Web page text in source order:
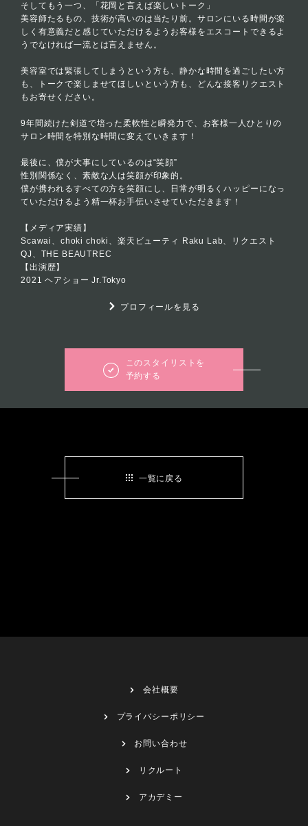
そしてもう一つ、「花岡と言えば楽しいトーク」
美容師たるもの、技術が高いのは当たり前。サロンにいる時間が楽
しく有意義だと感じていただけるようお客様をエスコートできるよ
うでなければ一流とは言えません。
美容室では緊張してしまうという方も、静かな時間を過ごしたい方
も、トークで楽しませてほしいという方も、どんな接客リクエスト
もお寄せください。
9年間続けた剣道で培った柔軟性と瞬発力で、お客様一人ひとりの
サロン時間を特別な時間に変えていきます！
最後に、僕が大事にしているのは“笑顔”
性別関係なく、素敵な人は笑顔が印象的。
僕が携われるすべての方を笑顔にし、日常が明るくハッピーになっ
ていただけるよう精一杯お手伝いさせていただきます！
【メディア実績】
Scawai、choki choki、楽天ビューティ Raku Lab、リクエスト
QJ、THE BEAUTREC
【出演歴】
2021 ヘアショー Jr.Tokyo
プロフィールを見る
このスタイリストを
予約する
一覧に戻る
会社概要
プライバシーポリシー
お問い合わせ
リクルート
アカデミー